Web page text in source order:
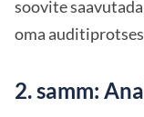
soovite
oma
2. samm: